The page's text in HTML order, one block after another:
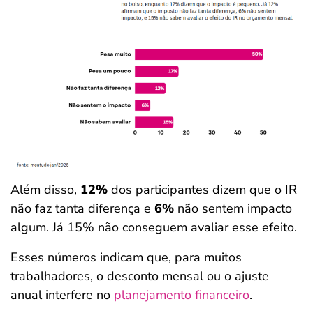
Além disso, 12% dos participantes dizem que o IR
não faz tanta diferença e 6% não sentem impacto
algum. Já 15% não conseguem avaliar esse efeito.
Esses números indicam que, para muitos
trabalhadores, o desconto mensal ou o ajuste
anual interfere no planejamento financeiro.